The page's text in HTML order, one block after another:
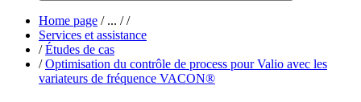
Home page /... / /
Services et assistance
/ Études de cas
/ Optimisation du contrôle de process pour Valio avec les
variateurs de fréquence VACON®